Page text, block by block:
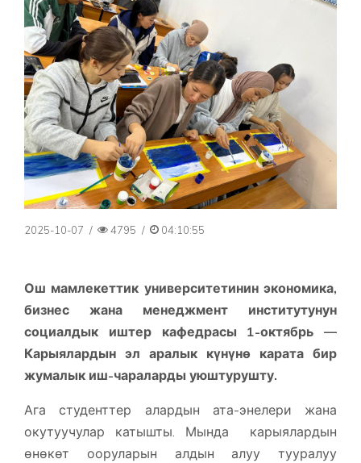
2025-10-07 / 4795 / 04:10:55
Ош мамлекеттик университетинин экономика,
бизнес жана менеджмент институтунун
социалдык иштер кафедрасы 1-октябрь —
Карыялардын эл аралык күнүнө карата бир
жумалык иш-чараларды уюштурушту.
Ага студенттер алардын ата-энелери жана
окутуучулар катышты. Мында карыялардын
өнөкөт ооруларын алдын алуу тууралуу